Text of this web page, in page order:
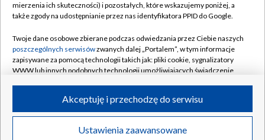
Naziemna Telewizja Cyfrowa
Rada Programowa
System NOS
Informacje o nadawcy
Program dla prasy
Pomoc
Kontakt
Kanały
©2026 Telewizja Polska S.A. w likwidacji
mierzenia ich skuteczności) i pozostałych, które wskazujemy poniżej, a
także zgody na udostępnianie przez nas identyfikatora PPID do Google.
Twoje dane osobowe zbierane podczas odwiedzania przez Ciebie naszych
poszczególnych serwisówzwanych dalej „Portalem”, w tym informacje
zapisywane za pomocą technologii takich jak: pliki cookie, sygnalizatory
WWW lub innych podobnych technologii umożliwiających świadczenie
ruchu w Internecie.
Twoje dane osobowe zbierane podczas odwiedzania przez Ciebie
poszczególnych serwisówna Portalu, takie jak adresy IP, identyfikatory
Ustawienia zaawansowane
Akceptuję i przechodzę do serwisu